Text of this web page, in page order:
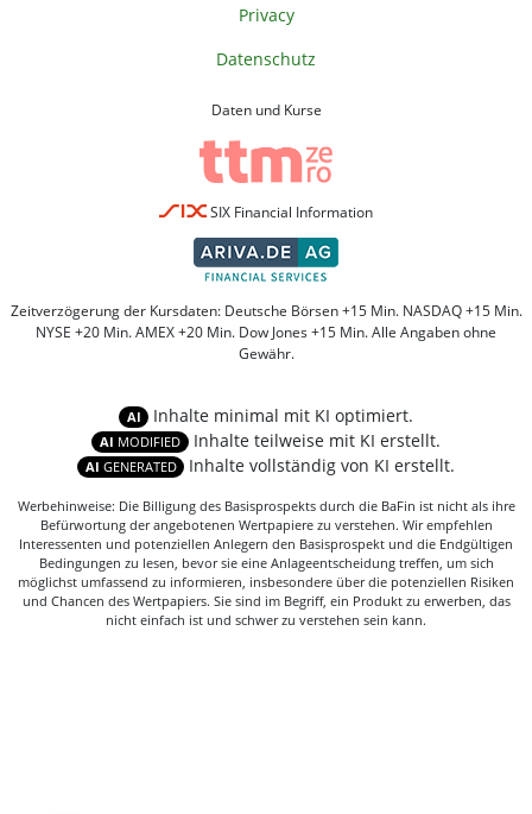
Privacy
Datenschutz
Daten und Kurse
SIX Financial Information
Zeitverzögerung der Kursdaten: Deutsche Börsen +15 Min. NASDAQ +15 Min.
NYSE +20 Min. AMEX +20 Min. Dow Jones +15 Min. Alle Angaben ohne
Gewähr.
AI Inhalte minimal mit KI optimiert.
AI MODIFIED Inhalte teilweise mit KI erstellt.
AI GENERATED Inhalte vollständig von KI erstellt.
Werbehinweise: Die Billigung des Basisprospekts durch die BaFin ist nicht als ihre
Befürwortung der angebotenen Wertpapiere zu verstehen. Wir empfehlen
Interessenten und potenziellen Anlegern den Basisprospekt und die Endgültigen
Bedingungen zu lesen, bevor sie eine Anlageentscheidung treffen, um sich
möglichst umfassend zu informieren, insbesondere über die potenziellen Risiken
und Chancen des Wertpapiers. Sie sind im Begriff, ein Produkt zu erwerben, das
nicht einfach ist und schwer zu verstehen sein kann.